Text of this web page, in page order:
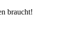
braucht!